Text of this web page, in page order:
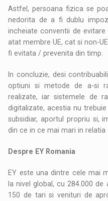
Astfel, persoana fizica se
nedorita de a fi dublu
incheiate conventii de
atat membre UE, cat si non-
fi evitata / prevenita din timp.
In concluzie, desi
optiuni si metode de a-si
realizate, iar sistemele de
digitalizate, acestia nu
subsidiar, aportul propriu si,
din ce in ce mai mari in relatia
Despre EY Romania
EY este una dintre cele mai
la nivel global, cu 284.000
150 de tari si venituri de